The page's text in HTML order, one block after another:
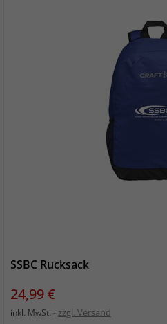
SSBC Rucksack
Preis
24,99 €
inkl. MwSt. zzgl. Versand